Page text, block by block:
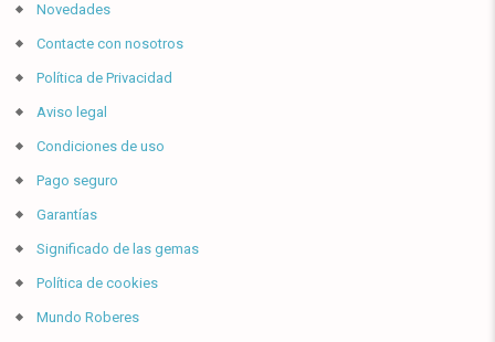
Novedades
Contacte con nosotros
Política de Privacidad
Aviso legal
Condiciones de uso
Pago seguro
Garantías
Significado de las gemas
Política de cookies
Mundo Roberes